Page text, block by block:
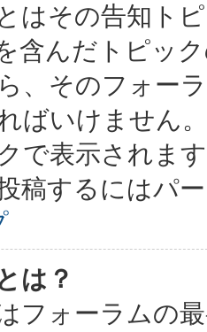
はその告知ト
含んだトピッ
、そのフォー
ばいけません
で表示されま
稿するにはパ
は？
フォーラムの